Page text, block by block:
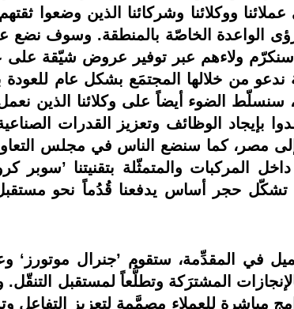
ووكلائنا وشركائنا الذين وضعوا
الرؤى الواعدة الخاصّة بالمنطقة. وسوف
سنكرّم ولاءهم عبر توفير عروض شيّقة
ندعو من خلالها المجتمَع بشكل عام
سنسلّط الضوء أيضاً على وكلائنا الذين
بإيجاد الوظائف وتعزيز القدرات
إلى مصر، كما سنضع الناس في مجلس
المركبات والمتمثّلة بتقنيتنا
تشكّل حجر أساس يدفعنا قُدُماً نحو مستقبل
في المقدِّمة، ستقوم ’جنرال موتورز‘
المشترَكة وتطلُّعاً لمستقبل
مباشرة للعملاء مصمَّمة لتعزيز